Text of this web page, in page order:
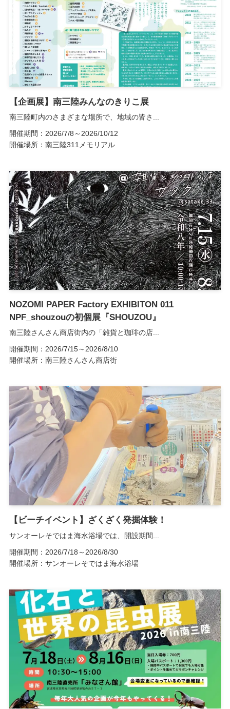
【企画展】南三陸みんなのきりこ展
南三陸町内のさまざまな場所で、地域の皆さ...
開催期間：2026/7/8～2026/10/12
開催場所：南三陸311メモリアル
NOZOMI PAPER Factory EXHIBITON 011
NPF_shouzouの初個展『SHOUZOU』
南三陸さんさん商店街内の「雑貨と珈琲の店...
開催期間：2026/7/15～2026/8/10
開催場所：南三陸さんさん商店街
【ビーチイベント】ざくざく発掘体験！
サンオーレそではま海水浴場では、開設期間...
開催期間：2026/7/18～2026/8/30
開催場所：サンオーレそではま海水浴場